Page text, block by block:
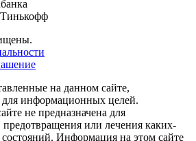
на данном сайте,
для информационных целей.
не предназначена для
предотвращения или лечения каких-
Информация на этом сайте